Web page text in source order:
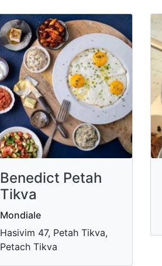
Benedict Petah
Tikva
Mondiale
Hasivim 47, Petah Tikva,
Petach Tikva